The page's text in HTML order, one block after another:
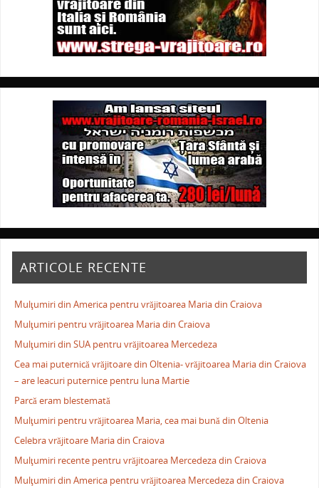
ARTICOLE RECENTE
Mulţumiri din America pentru vrăjitoarea Maria din Craiova
Mulţumiri pentru vrăjitoarea Maria din Craiova
Mulţumiri din SUA pentru vrăjitoarea Mercedeza
Cea mai puternică vrăjitoare din Oltenia- vrăjitoarea Maria din Craiova
– are leacuri puternice pentru luna Martie
Parcă eram blestemată
Mulţumiri pentru vrăjitoarea Maria, cea mai bună din Oltenia
Celebra vrăjitoare Maria din Craiova
Mulţumiri recente pentru vrăjitoarea Mercedeza din Craiova
Mulţumiri din America pentru vrăjitoarea Mercedeza din Craiova